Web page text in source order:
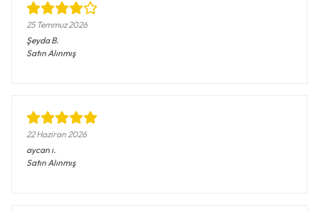
25 Temmuz 2026
Şeyda B.
Satın Alınmış
22 Haziran 2026
aycan ı.
Satın Alınmış